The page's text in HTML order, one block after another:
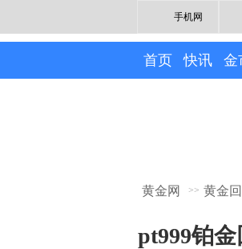
手机网
首页 快讯 金
黄金网 >> 黄金
pt999铂